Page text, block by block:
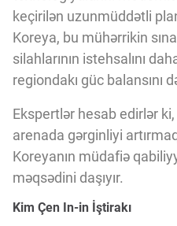
keçirilən uzunmüddətli
Koreya, bu mühərrikin
silahlarının istehsalını
regiondakı güc balansını
Ekspertlər hesab edirlər
arenada gərginliyi
Koreyanın müdafiə
məqsədini daşıyır.
Kim Çen In-in İştirakı